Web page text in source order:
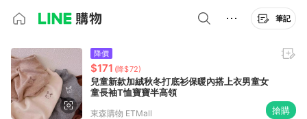
筆記
降價
$171 (降$72)
兒童新款加絨秋冬打底衫保暖內搭上衣男童女
童長袖T恤寶寶半高領
東森購物 ETMall 搶購